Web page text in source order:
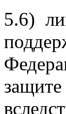
5.6)